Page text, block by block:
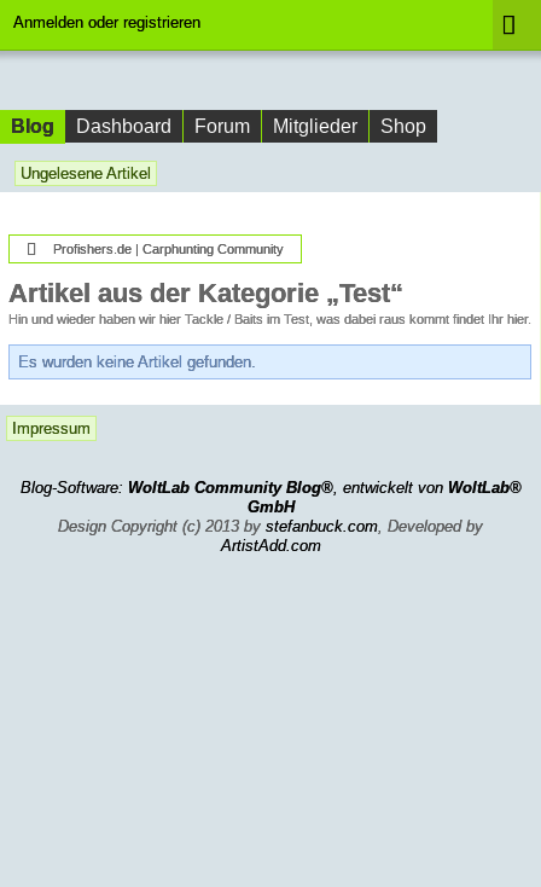
Anmelden oder registrieren
Blog Dashboard Forum Mitglieder Shop
Ungelesene Artikel
Profishers.de | Carphunting Community
Artikel aus der Kategorie „Test“
Hin und wieder haben wir hier Tackle / Baits im Test, was dabei raus kommt findet Ihr hier.
Es wurden keine Artikel gefunden.
Impressum
Blog-Software: WoltLab Community Blog®, entwickelt von WoltLab®
GmbH
Design Copyright (c) 2013 by stefanbuck.com, Developed by
ArtistAdd.com